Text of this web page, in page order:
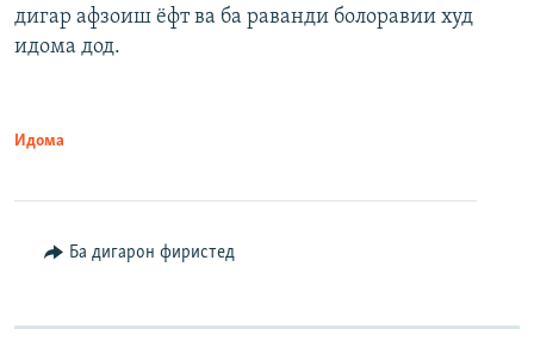
дигар афзоиш ёфт ва ба раванди болоравии худ
идома дод.
Идома
Ба дигарон фиристед